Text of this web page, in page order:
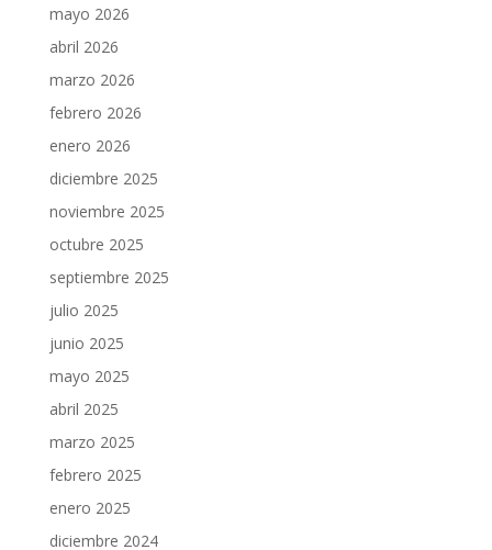
mayo 2026
abril 2026
marzo 2026
febrero 2026
enero 2026
diciembre 2025
noviembre 2025
octubre 2025
septiembre 2025
julio 2025
junio 2025
mayo 2025
abril 2025
marzo 2025
febrero 2025
enero 2025
diciembre 2024